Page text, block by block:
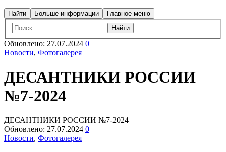
Найти Больше информации Главное меню
Обновлено: 27.07.2024 0
Новости, Фотогалерея
ДЕСАНТНИКИ РОССИИ
№7-2024
ДЕСАНТНИКИ РОССИИ №7-2024
Обновлено: 27.07.2024 0
Новости, Фотогалерея